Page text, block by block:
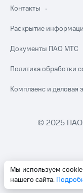
Мы используем
нашего сайта.
Контакты
Раскрытие
Документы ПАО МТС
Политика обработки
Комплаенс и деловая
© 2025 ПАО